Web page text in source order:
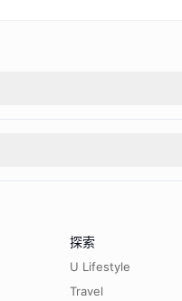
探索
U Lifestyle
Travel